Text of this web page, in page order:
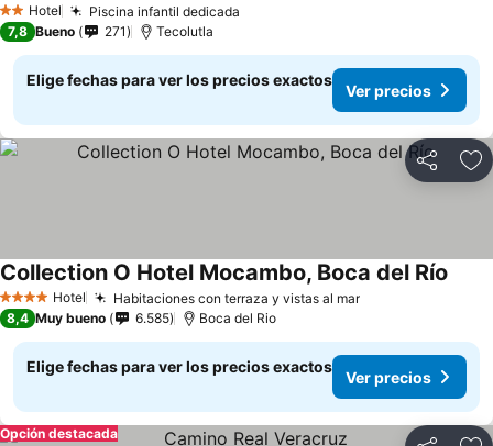
2 Estrellas
Hotel Piscina infantil dedicada
7,8 Bueno 271 Tecolutla
Elige fechas para ver los precios exactos
Ver precios
Compartir
4 EstrellasHotel Habitaciones con terraza y vistas al marVer precios
Collection O Hotel Mocambo, Boca del Río
8,4 Muy bueno 6.585 Boca del Rio
Elige fechas para ver los precios exactos
Ver precios
Opción destacada